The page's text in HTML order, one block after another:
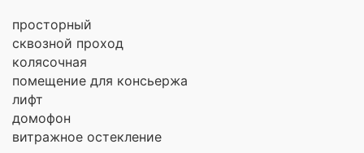
просторный
сквозной проход
колясочная
помещение для консьержа
лифт
домофон
витражное остекление